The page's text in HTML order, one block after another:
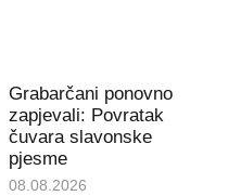
Grabarčani ponovno
zapjevali: Povratak
čuvara slavonske
pjesme
08.08.2026